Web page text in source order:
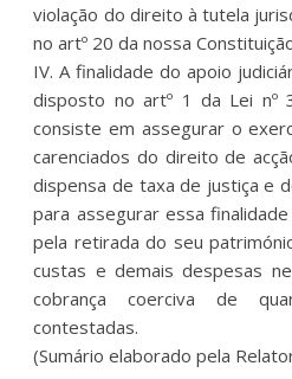
violação do direito à tutela
no artº 20 da nossa
IV. A finalidade do apoio
disposto no artº 1 da Lei nº
consiste em assegurar o
carenciados do direito de
dispensa de taxa de justiça e
para assegurar essa
pela retirada do seu
custas e demais despesas
cobrança coerciva de
contestadas.
(Sumário elaborado pela